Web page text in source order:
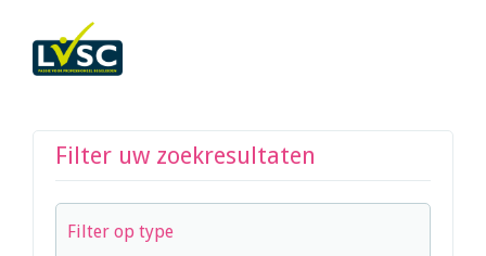
Filter uw zoekresultaten
Filter op type